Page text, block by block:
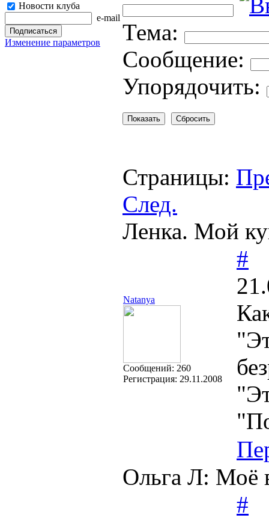
Новости клуба
e-mail
Изменение параметров
Тема:
Cooбщение:
Упорядочить:
Страницы:
След.
Ленка. Мой
Natanya
Cообщений: 260
Регистрация: 29.11.2008
#
Ольга Л: Моё
#